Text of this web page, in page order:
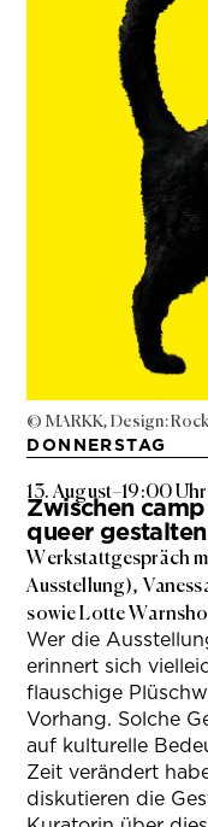
© MARKK, Design:
DONNERSTAG
13. August–19:00 Uhr
Zwischen
queer gestalten
Werkstattgespräch
Ausstellung),
sowie Lotte
Wer die
erinnert sich
flauschige
Vorhang. Solche
auf kulturelle
Zeit verändert
diskutieren die